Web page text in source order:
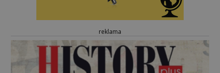
reklama